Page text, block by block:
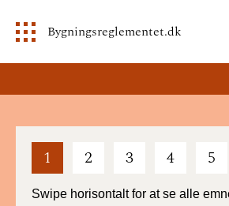
Bygningsreglementet.dk
1 2 3 4 5
Swipe horisontalt for at se alle